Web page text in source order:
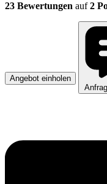
23 Bewertungen auf2
Angebot einholen